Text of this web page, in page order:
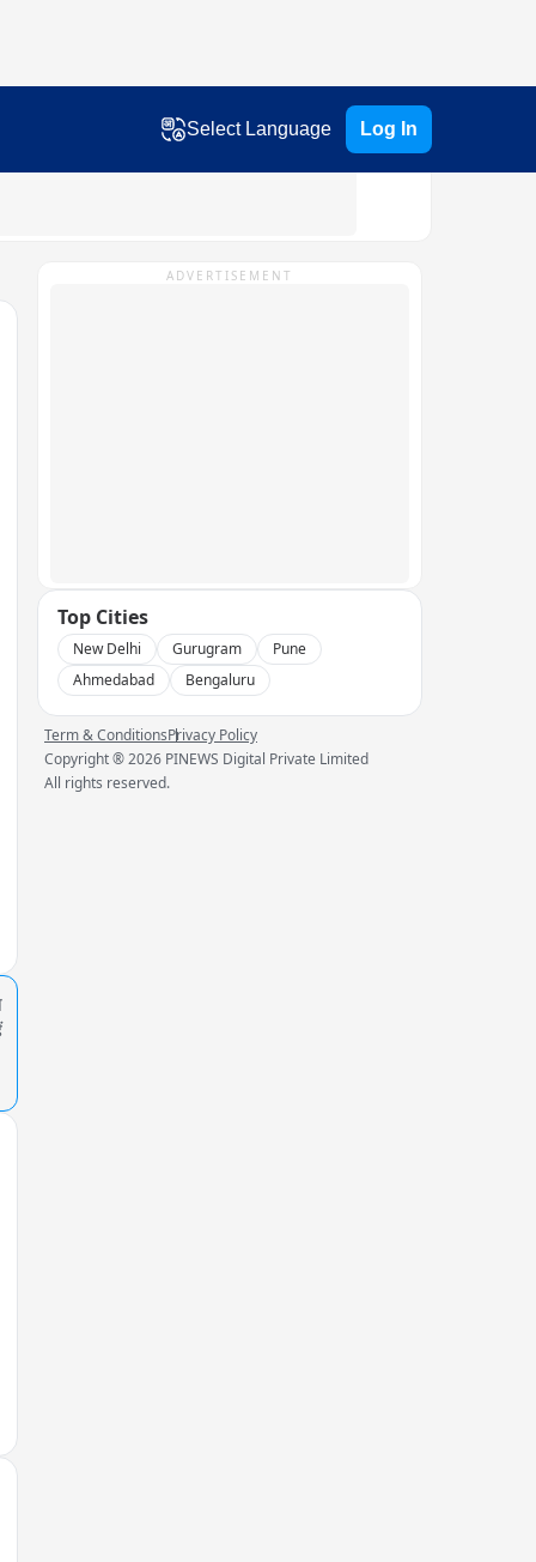
Select Language Log In
ADVERTISEMENT
Top Cities
New Delhi Gurugram
Pune
Ahmedabad
Bengaluru
Term & ConditionsPrivacy Policy
Copyright ®2026 PINEWS Digital Private Limited
All rights reserved.